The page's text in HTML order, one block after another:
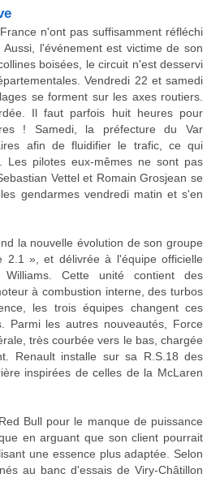
n'ont pas suffisamment réfléchi
l'événement est victime de son
boisées, le circuit n'est desservi
Vendredi 22 et samedi
se forment sur les axes routiers.
Il faut parfois huit heures pour
! Samedi, la préfecture du Var
afin de fluidifier le trafic, ce qui
Les pilotes eux-mêmes ne sont pas
Vettel et Romain Grosjean se
gendarmes vendredi matin et s'en
la nouvelle évolution de son groupe
2.1 », et délivrée à l'équipe officielle
Cette unité contient des
à combustion interne, des turbos
les trois équipes changent ces
Parmi les autres nouveautés, Force
très courbée vers le bas, chargée
Renault installe sur sa R.S.18 des
inspirées de celles de la McLaren
Bull pour le manque de puissance
en arguant que son client pourrait
une essence plus adaptée. Selon
au banc d'essais de Viry-Châtillon